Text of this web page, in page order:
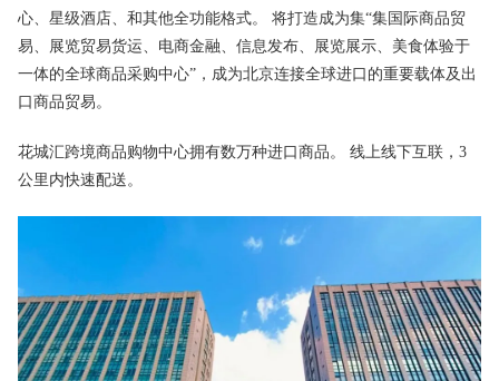
心、星级酒店、和其他全功能格式。 将打造成为集“集国际商品贸
易、展览贸易货运、电商金融、信息发布、展览展示、美食体验于
一体的全球商品采购中心”，成为北京连接全球进口的重要载体及出
口商品贸易。
花城汇跨境商品购物中心拥有数万种进口商品。 线上线下互联，3
公里内快速配送。